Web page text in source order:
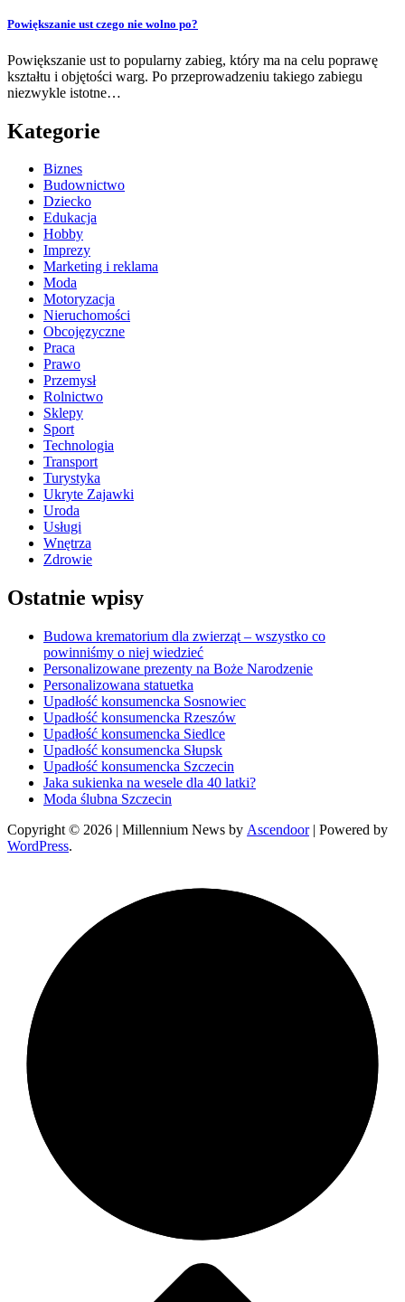
Powiększanie ust czego nie wolno po?
Powiększanie ust to popularny zabieg, który ma na celu poprawę
kształtu i objętości warg. Po przeprowadzeniu takiego zabiegu
niezwykle istotne…
Kategorie
Biznes
Budownictwo
Dziecko
Edukacja
Hobby
Imprezy
Marketing i reklama
Moda
Motoryzacja
Nieruchomości
Obcojęzyczne
Praca
Prawo
Przemysł
Rolnictwo
Sklepy
Sport
Technologia
Transport
Turystyka
Ukryte Zajawki
Uroda
Usługi
Wnętrza
Zdrowie
Ostatnie wpisy
Budowa krematorium dla zwierząt – wszystko co
powinniśmy o niej wiedzieć
Personalizowane prezenty na Boże Narodzenie
Personalizowana statuetka
Upadłość konsumencka Sosnowiec
Upadłość konsumencka Rzeszów
Upadłość konsumencka Siedlce
Upadłość konsumencka Słupsk
Upadłość konsumencka Szczecin
Jaka sukienka na wesele dla 40 latki?
Moda ślubna Szczecin
Copyright © 2026 | Millennium News by Ascendoor| Powered by
WordPress.